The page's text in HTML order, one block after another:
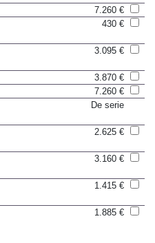
3.870 €
7.260 €
3.870 €
7.260 €